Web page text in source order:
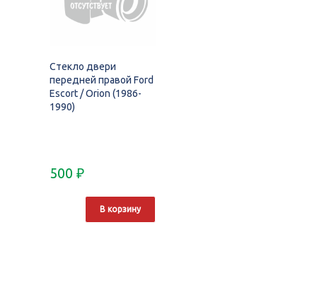
Стекло двери
передней правой Ford
Escort / Orion (1986-
1990)
500 ₽
В корзину